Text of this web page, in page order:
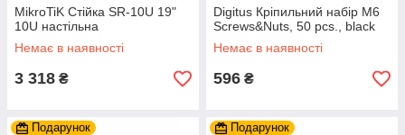
MikroTiK Стійка SR-10U 19"
10U настільна
Немає в наявності
3 318 ₴
Digitus Кріпильний набір M6
Screws&Nuts, 50 pcs., black
Немає в наявності
596 ₴
Подарунок Подарунок